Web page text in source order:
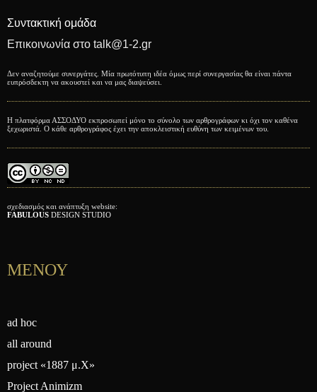
Συντακτική ομάδα
Επικοινωνία στο talk@1-2.gr
Δεν αναζητούμε συνεργάτες. Μία πρωτότυπη ιδέα όμως περί συνεργασίας θα είναι πάντα
ευπρόσδεκτη να ακουστεί και να μας διαψεύσει.
Η πλατφόρμα ΑΣΣΟΔΥΟ εκπροσωπεί μόνο το σύνολο των αρθρογράφων κι όχι τον καθένα
ξεχωριστά. Ο κάθε αρθρογράφος έχει την αποκλειστική ευθύνη των κειμένων του.
σχεδιασμός και ανάπτυξη website:
FABULOUS DESIGN STUDIO
ΜΕΝΟΥ
ad hoc
all around
project «1887 μ.Χ»
Project Animizm